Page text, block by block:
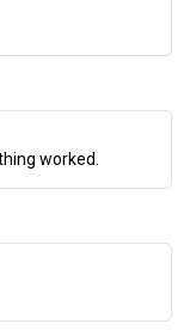
worked.